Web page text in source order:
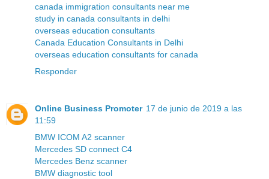
canada immigration consultants near me
study in canada consultants in delhi
overseas education consultants
Canada Education Consultants in Delhi
overseas education consultants for canada
Responder
Online Business Promoter 17 de junio de 2019 a las
11:59
BMW ICOM A2 scanner
Mercedes SD connect C4
Mercedes Benz scanner
BMW diagnostic tool